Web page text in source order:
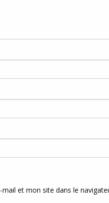
et mon site dans le